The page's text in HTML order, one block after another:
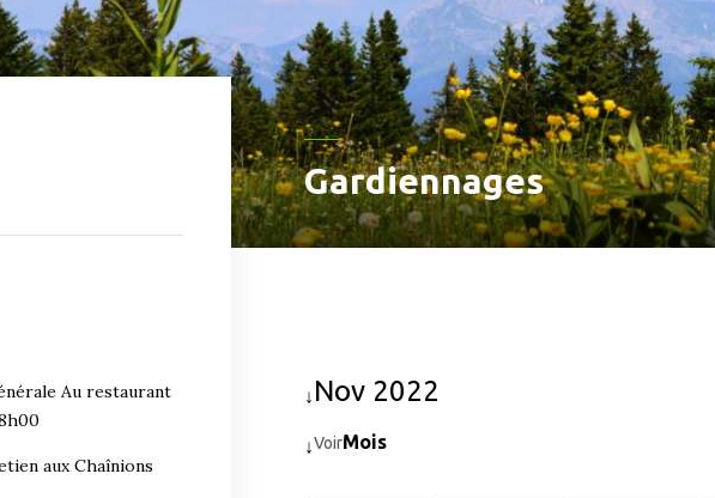
Gardiennages
↓ Nov 2022
↓VoirMois
Au restaurant
aux Chaînions